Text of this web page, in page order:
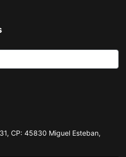
CP: 45830 Miguel Esteban,